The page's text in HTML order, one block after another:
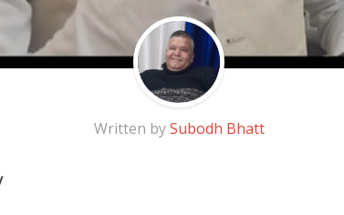
Written bySubodh Bhatt